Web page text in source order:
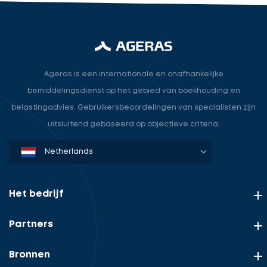
Ageras is een internationale en onafhankelijke
bemiddelingsdienst op het gebied van boekhouding en
belastingadvies. Gebruikersbeoordelingen van specialisten zijn
uitsluitend gebaseerd op objectieve criteria.
Denmark
Sweden
Norway
Netherlands
Germany
USA
Het bedrijf
Partners
Bronnen